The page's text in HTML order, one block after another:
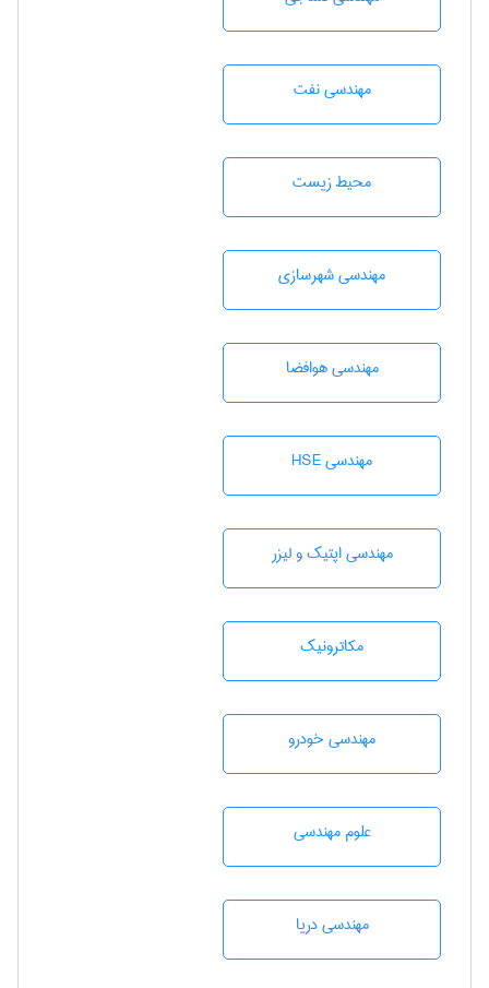
مهندسی نفت
محيط زيست
مهندسی شهرسازی
مهندسی هوافضا
مهندسی HSE
مهندسی اپتیک و لیزر
مکاترونیک
مهندسی خودرو
علوم مهندسی
مهندسی دریا